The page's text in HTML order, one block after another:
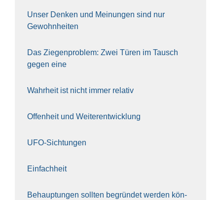
Unser Den­ken und Mei­nun­gen sind nur
Gewohn­hei­ten
Das Zie­gen­pro­blem: Zwei Türen im Tausch
gegen eine
Wahr­heit ist nicht immer rela­tiv
Offen­heit und Wei­ter­ent­wick­lung
UFO-Sich­tun­gen
Ein­fach­heit
Behaup­tun­gen soll­ten begrün­det wer­den kön­